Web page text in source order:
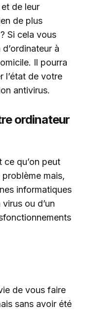
de leur
de plus
Si cela vous
à
Il pourra
l’état de votre
antivirus.
ordinateur
qu’on peut
mais,
informatiques
ou d’un
de vous faire
sans avoir été